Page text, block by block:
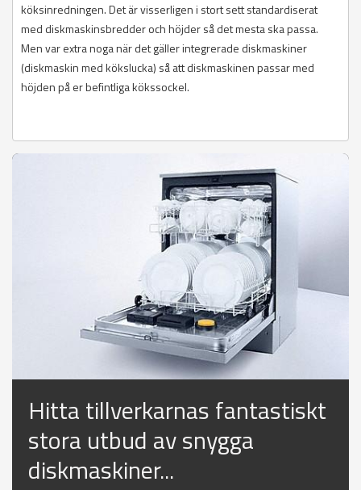
köksinredningen. Det är visserligen i stort sett standardiserat
med diskmaskinsbredder och höjder så det mesta ska passa.
Men var extra noga när det gäller integrerade diskmaskiner
(diskmaskin med kökslucka) så att diskmaskinen passar med
höjden på er befintliga kökssockel.
Hitta tillverkarnas fantastiskt
stora utbud av snygga
diskmaskiner...